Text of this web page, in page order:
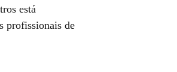
está
profissionais de